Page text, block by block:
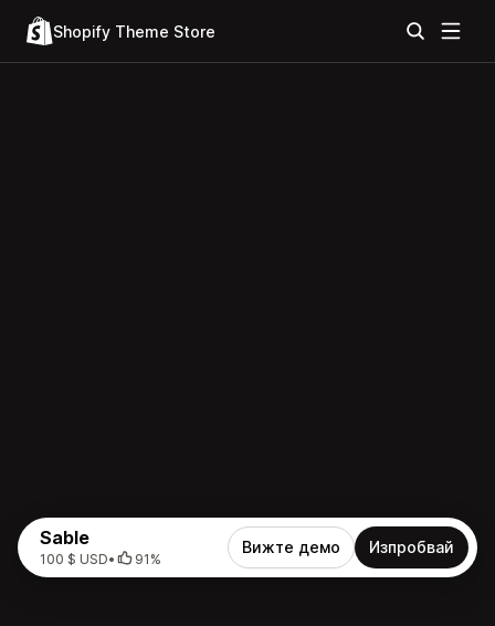
Shopify Theme Store
Sable
100 $ USD• 91%
Вижте демо Изпробвай